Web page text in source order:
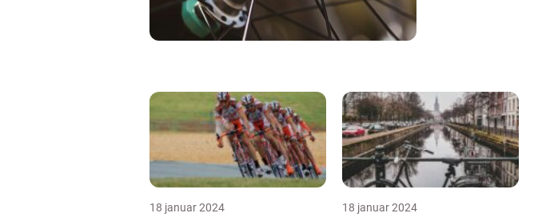
18 januar 2024 18 januar 2024